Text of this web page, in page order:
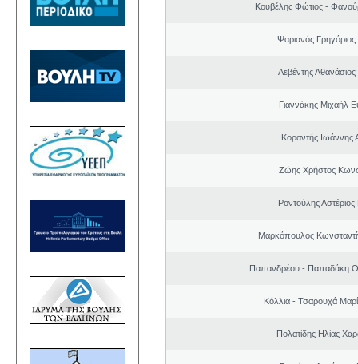
Κουβέλης Φώτιος -
Ψαριανός
Λεβέντης
Γιαννάκης Μιχαήλ
Κοραντής Ιωάννης
Ζώης Χρήστος
Ροντούλης
Μαρκόπουλος
Παπανδρέου - Παπαδάκη
Κόλλια - Τσαρουχά
Πολατίδης Ηλίας